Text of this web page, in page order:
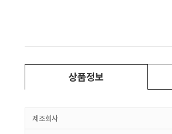
상품정보
제조회사